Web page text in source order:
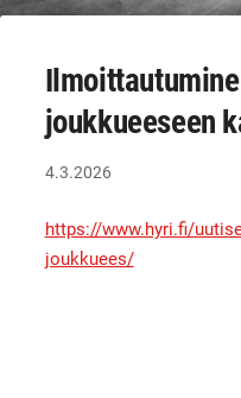
joukkueeseen
4.3.2026
https://www.hyri.fi/
joukkuees/